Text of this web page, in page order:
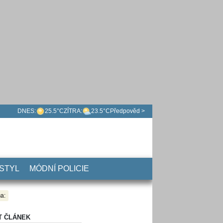
DNES: 25.5°CZÍTRA: 23.5°C Předpověd >
MÓDNÍ POLICIE
ČLÁNEK